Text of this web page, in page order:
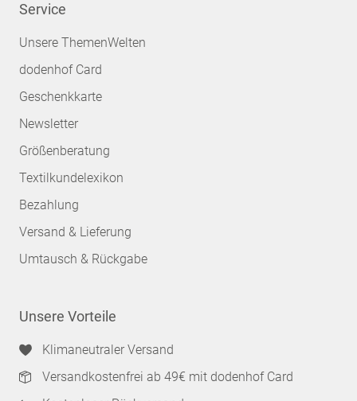
Service
Unsere ThemenWelten
dodenhof Card
Geschenkkarte
Newsletter
Größenberatung
Textilkundelexikon
Bezahlung
Versand & Lieferung
Umtausch & Rückgabe
Unsere Vorteile
Klimaneutraler Versand
Versandkostenfrei ab 49€ mit dodenhof Card